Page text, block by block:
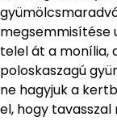
megsemmisítése
telel át a monília,
poloskaszagú
ne hagyjuk a
el, hogy tavasszal